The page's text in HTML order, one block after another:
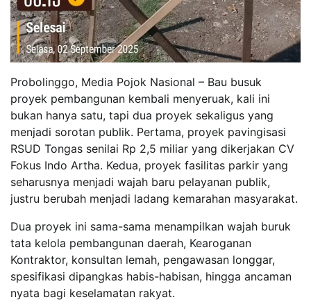
Probolinggo, Media Pojok Nasional – Bau busuk
proyek pembangunan kembali menyeruak, kali ini
bukan hanya satu, tapi dua proyek sekaligus yang
menjadi sorotan publik. Pertama, proyek pavingisasi
RSUD Tongas senilai Rp 2,5 miliar yang dikerjakan CV
Fokus Indo Artha. Kedua, proyek fasilitas parkir yang
seharusnya menjadi wajah baru pelayanan publik,
justru berubah menjadi ladang kemarahan masyarakat.
Dua proyek ini sama-sama menampilkan wajah buruk
tata kelola pembangunan daerah, Kearoganan
Kontraktor, konsultan lemah, pengawasan longgar,
spesifikasi dipangkas habis-habisan, hingga ancaman
nyata bagi keselamatan rakyat.